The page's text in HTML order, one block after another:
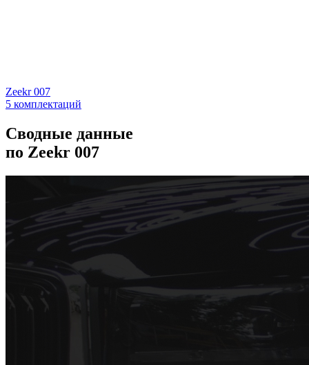
Zeekr 007
5 комплектаций
Сводные данные
по Zeekr 007